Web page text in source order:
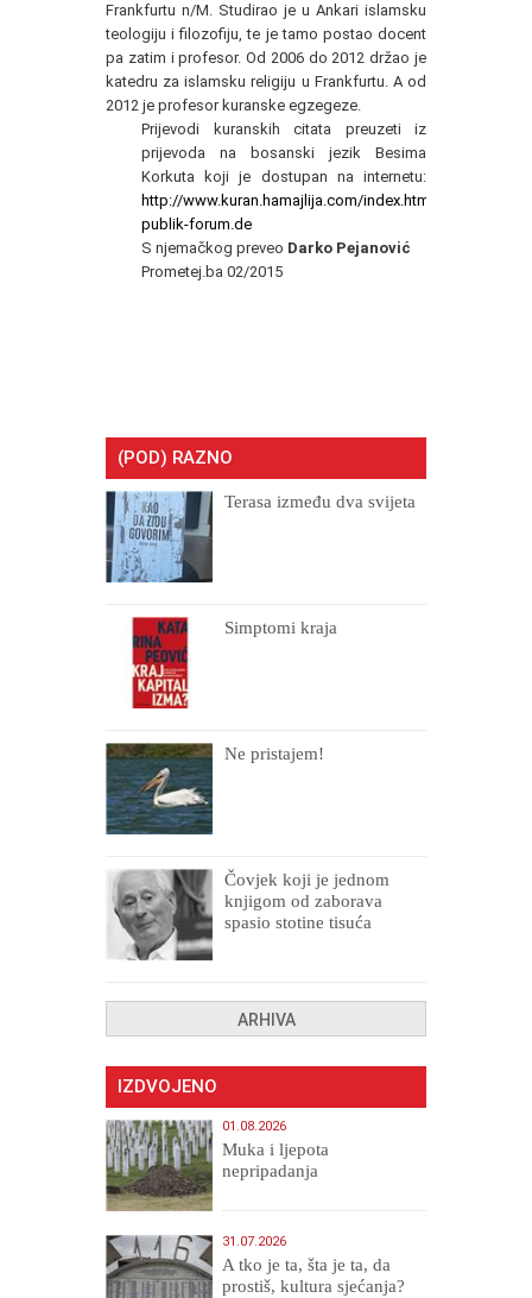
Frankfurtu n/M. Studirao je u Ankari islamsku
teologiju i filozofiju, te je tamo postao docent
pa zatim i profesor. Od 2006 do 2012 držao je
katedru za islamsku religiju u Frankfurtu. A od
2012 je profesor kuranske egzegeze.
Prijevodi kuranskih citata preuzeti iz
prijevoda na bosanski jezik Besima
Korkuta koji je dostupan na internetu:
http://www.kuran.hamajlija.com/index.html
publik-forum.de
S njemačkog preveo Darko Pejanović
Prometej.ba 02/2015
(POD) RAZNO
Terasa između dva svijeta
Simptomi kraja
Ne pristajem!
Čovjek koji je jednom
knjigom od zaborava
spasio stotine tisuća
ARHIVA
IZDVOJENO
01.08.2026
Muka i ljepota
nepripadanja
31.07.2026
A tko je ta, šta je ta, da
prostiš, kultura sjećanja?